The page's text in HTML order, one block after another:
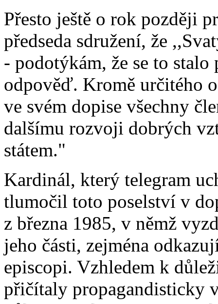
Přesto ještě o rok později
předseda sdružení, že
- podotýkám, že se to
odpověď. Kromě určitého
ve svém dopise všechny
dalšímu rozvoji dobrých
státem."
Kardinál, který telegram
tlumočil toto poselství v
z března 1985, v němž
jeho části, zejména
episcopi. Vzhledem k
přičítaly propagandisticky